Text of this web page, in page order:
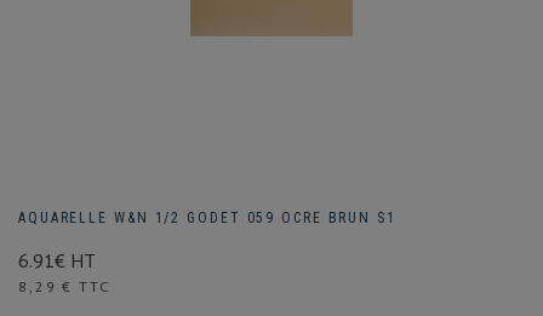
AQUARELLE W&N 1/2 GODET 059 OCRE BRUN S1
6.91€ HT
Prix
8,29 € TTC